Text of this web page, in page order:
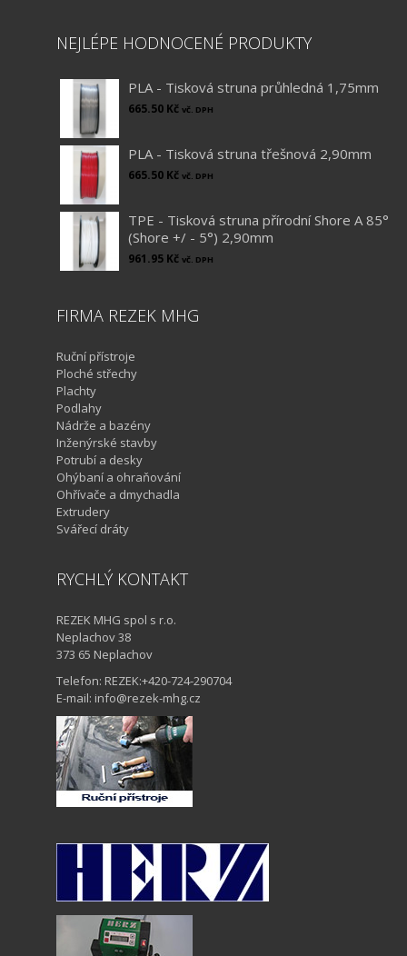
NEJLÉPE HODNOCENÉ PRODUKTY
PLA - Tisková struna průhledná 1,75mm
665.50 Kč vč. DPH
PLA - Tisková struna třešnová 2,90mm
665.50 Kč vč. DPH
TPE - Tisková struna přírodní Shore A 85°
(Shore +/ - 5°) 2,90mm
961.95 Kč vč. DPH
FIRMA REZEK MHG
Ruční přístroje
Ploché střechy
Plachty
Podlahy
Nádrže a bazény
Inženýrské stavby
Potrubí a desky
Ohýbaní a ohraňování
Ohřívače a dmychadla
Extrudery
Svářecí dráty
RYCHLÝ KONTAKT
REZEK MHG spol s r.o.
Neplachov 38
373 65 Neplachov
Telefon: REZEK:+420-724-290704
E-mail: info@rezek-mhg.cz